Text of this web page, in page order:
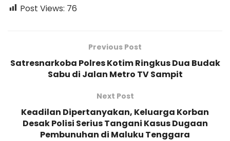
Post Views: 76
Previous Post
Satresnarkoba Polres Kotim Ringkus Dua Budak
Sabu di Jalan Metro TV Sampit
Next Post
Keadilan Dipertanyakan, Keluarga Korban
Desak Polisi Serius Tangani Kasus Dugaan
Pembunuhan di Maluku Tenggara